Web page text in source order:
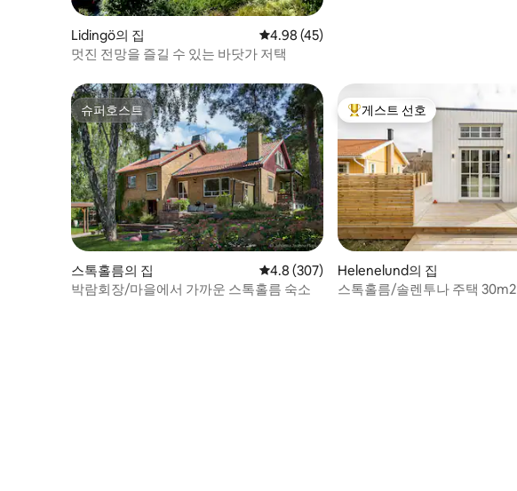
Lidingö의 집 평점 4.98점(5점 만점), 후기 45개
4.98 (45)
멋진 전망을 즐길 수 있는 바닷가 저택
슈퍼호스트
슈퍼호스트
스톡홀름의 집 평점 4.8점(5점 만점), 후기 307개
4.8 (307)
박람회장/마을에서 가까운 스톡홀름 숙소
상위 게스트 선호
게스트 선호
Helenelund의 집
스톡홀름/솔렌투나 주택 30m2